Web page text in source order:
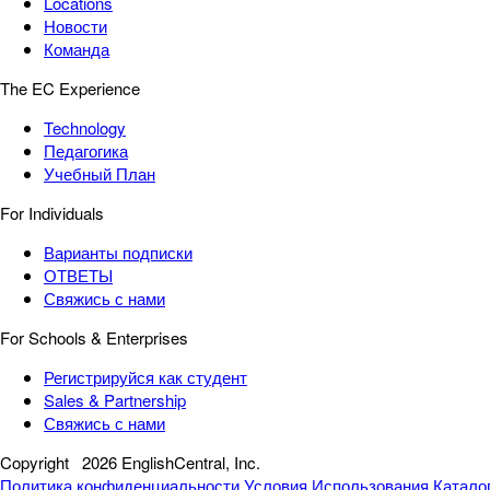
Новости
Команда
The EC Experience
Technology
Педагогика
Учебный План
For Individuals
Варианты подписки
ОТВЕТЫ
Свяжись с нами
For Schools & Enterprises
Регистрируйся как студент
Sales & Partnership
Свяжись с нами
Copyright 2026 EnglishCentral, Inc.